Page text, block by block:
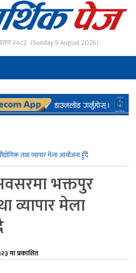
२०८३ (Sunday 9 August 2026)
तथा व्यापार मेला आयोजना हुँदै
भक्तपुर
व्यापार मेला
मा प्रकाशित